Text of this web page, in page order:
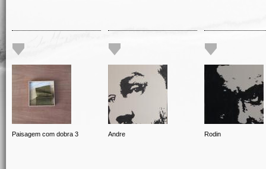
Paisagem com dobra 3 Andre Rodin